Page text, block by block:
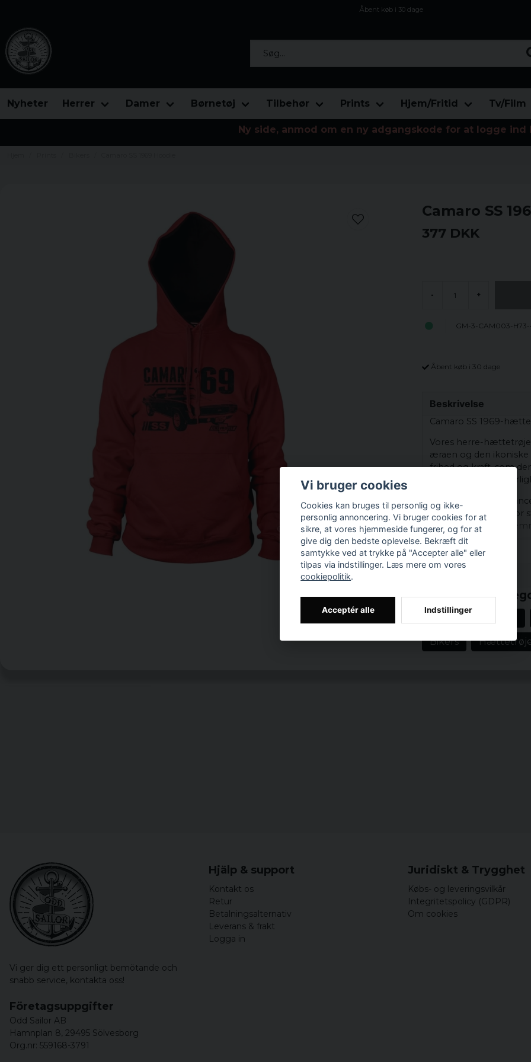
Åbent køb i 30 dage
Nyheter Herrer Damer Børnetøj Tilbehør Prints Hjem/Fritid Tv/Film
Ny side, anmod om en ny adgangskode for at logge ind
Camaro SS
377 DKK
- +
GM-3-CAM003-
Åbent køb i 30 dage
Beskrivelse
Camaro SS 1969-
Vores herre-hættetrøje
æraen og den ikoniske
frihed og kraft, som
måde at vise din
Med en perfekt
det ultimative valg for
afslappet dag
hættetrøje være din
Med "Open-end"
ekstra varme og
legendariske Chevrolet
Elastiske ribbede
ude, ligesom
Dens rørformede
både afslappede og
Relaterede
Hoodies med print
Bikers
Vi ger dig ett personligt bemötande och
snabb service, kontakta oss!
Hjälp & support
Kontakt os
Retur
Betalningsalternativ
Leverans & frakt
Logga in
Juridiskt & Trygghet
Købs- og leveringsvilkår
Integritetspolicy (GDPR)
Om cookies
Företagsuppgifter
Odd Sailor AB
Hamnplan 8, 29495 Sölvesborg
Org.nr: 559168-3791
Vi bruger cookies
Cookies kan bruges til personlig og ikke-
personlig annoncering. Vi bruger cookies for at
sikre, at vores hjemmeside fungerer, og for at
give dig den bedste oplevelse. Bekræft dit
samtykke ved at trykke på "Accepter alle" eller
tilpas via indstillinger. Læs mere om vores
cookiepolitik.
Acceptér alle Indstillinger